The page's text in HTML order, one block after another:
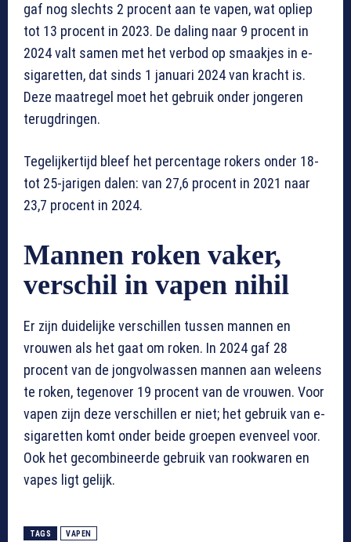
gaf nog slechts 2 procent aan te vapen, wat opliep
tot 13 procent in 2023. De daling naar 9 procent in
2024 valt samen met het verbod op smaakjes in e-
sigaretten, dat sinds 1 januari 2024 van kracht is.
Deze maatregel moet het gebruik onder jongeren
terugdringen.
Tegelijkertijd bleef het percentage rokers onder 18-
tot 25-jarigen dalen: van 27,6 procent in 2021 naar
23,7 procent in 2024.
Mannen roken vaker,
verschil in vapen nihil
Er zijn duidelijke verschillen tussen mannen en
vrouwen als het gaat om roken. In 2024 gaf 28
procent van de jongvolwassen mannen aan weleens
te roken, tegenover 19 procent van de vrouwen. Voor
vapen zijn deze verschillen er niet; het gebruik van e-
sigaretten komt onder beide groepen evenveel voor.
Ook het gecombineerde gebruik van rookwaren en
vapes ligt gelijk.
TAGS VAPEN